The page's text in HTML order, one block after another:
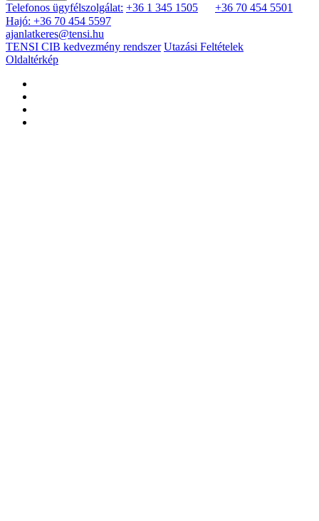
Telefonos ügyfélszolgálat: +36 1 345 1505
+36 70 454 5501
Hajó: +36 70 454 5597
ajanlatkeres@tensi.hu
TENSI CIB kedvezmény rendszer Utazási Feltételek
Oldaltérkép